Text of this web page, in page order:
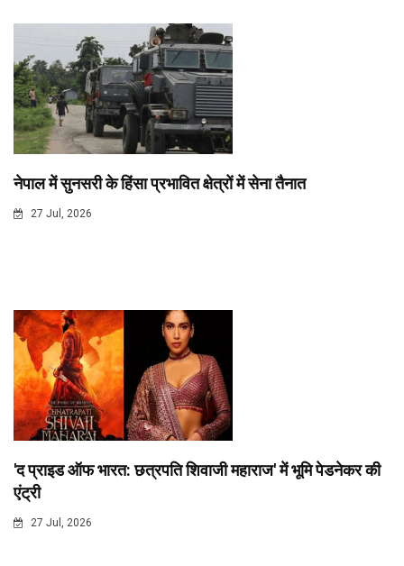
नेपाल में सुनसरी के हिंसा प्रभावित क्षेत्रों में सेना तैनात
27 Jul, 2026
'द प्राइड ऑफ भारत: छत्रपति शिवाजी महाराज' में भूमि पेडनेकर की
एंट्री
27 Jul, 2026